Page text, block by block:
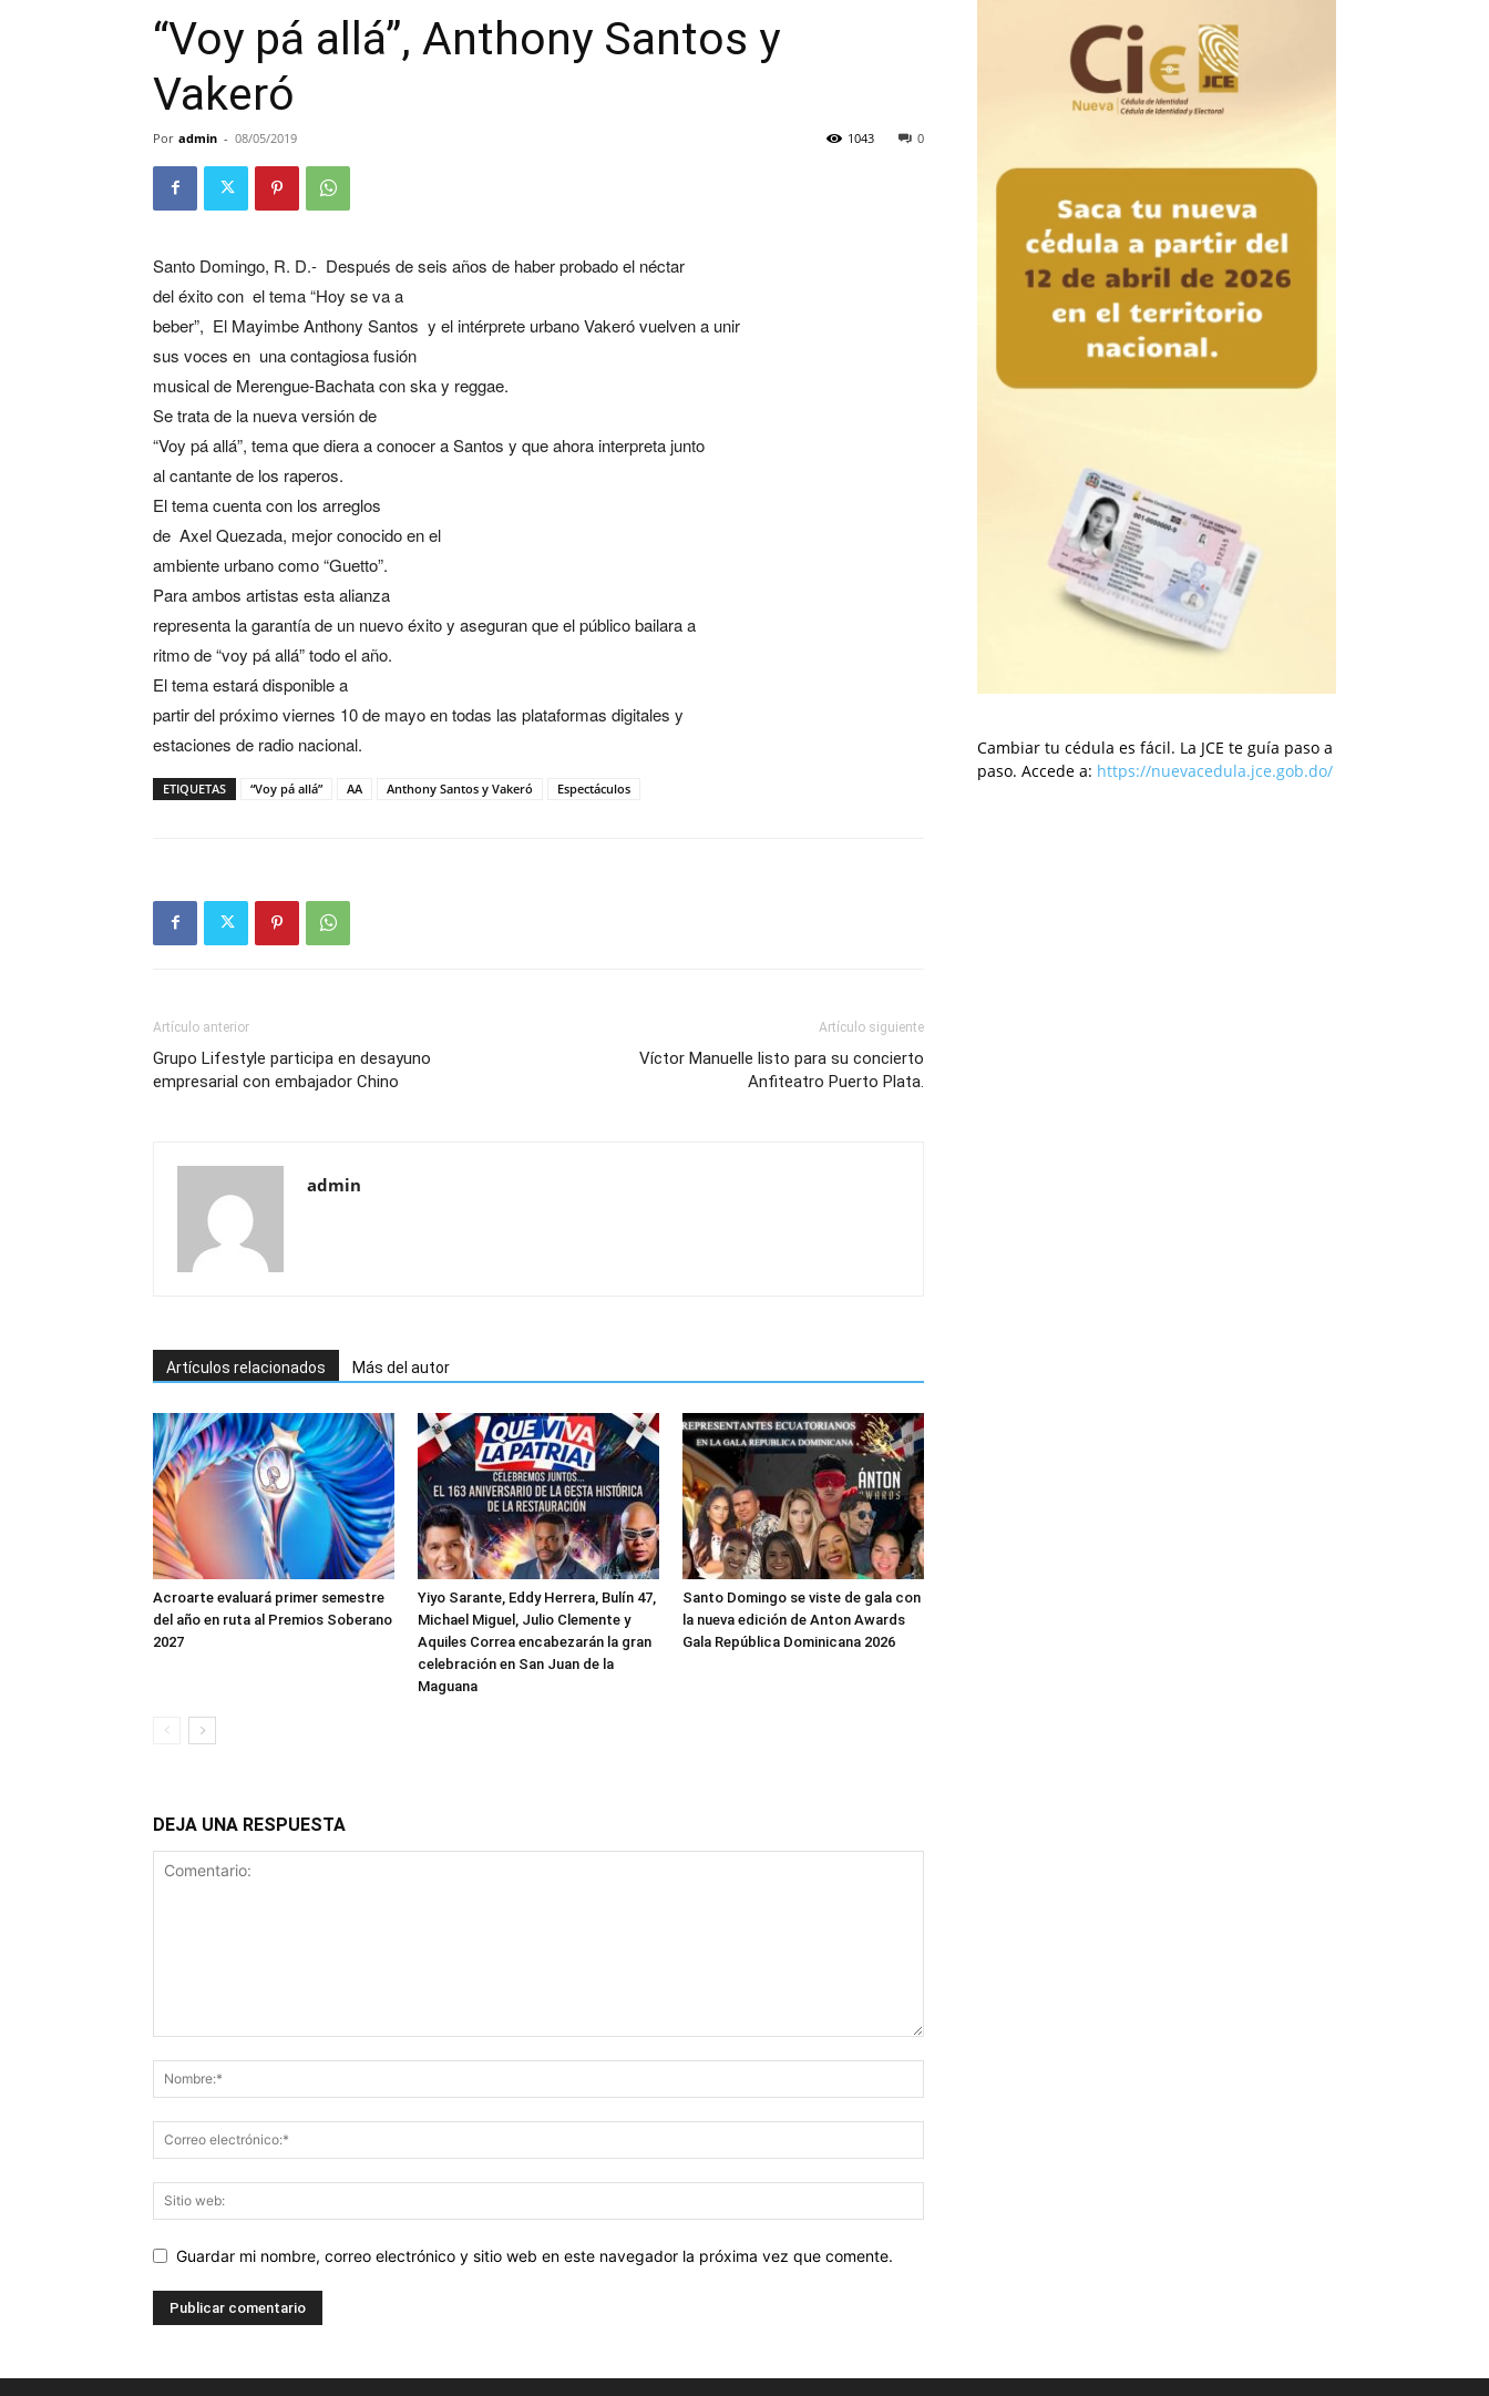
“Voy pá allá”, Anthony Santos y
Vakeró
Por admin - 08/05/2019 0
1043
Santo Domingo, R. D.- Después de seis años de haber probado el néctar
del éxito con el tema “Hoy se va a
beber”, El Mayimbe Anthony Santos y el intérprete urbano Vakeró vuelven a unir
sus voces en una contagiosa fusión
musical de Merengue-Bachata con ska y reggae.
Se trata de la nueva versión de
“Voy pá allá”, tema que diera a conocer a Santos y que ahora interpreta junto
al cantante de los raperos.
El tema cuenta con los arreglos
de Axel Quezada, mejor conocido en el
ambiente urbano como “Guetto”.
Para ambos artistas esta alianza
representa la garantía de un nuevo éxito y aseguran que el público bailara a
ritmo de “voy pá allá” todo el año.
El tema estará disponible a
partir del próximo viernes 10 de mayo en todas las plataformas digitales y
estaciones de radio nacional.
ETIQUETAS “Voy pá allá” AA Anthony Santos y Vakeró Espectáculos
Artículo anterior
Grupo Lifestyle participa en desayuno
empresarial con embajador Chino
Artículo siguiente
Víctor Manuelle listo para su concierto
Anfiteatro Puerto Plata.
admin
Artículos relacionados Más del autor
Acroarte evaluará primer semestre
del año en ruta al Premios Soberano
2027
Yiyo Sarante, Eddy Herrera, Bulín 47,
Michael Miguel, Julio Clemente y
Aquiles Correa encabezarán la gran
celebración en San Juan de la
Maguana
Santo Domingo se viste de gala con
la nueva edición de Anton Awards
Gala República Dominicana 2026
DEJA UNA RESPUESTA
Guardar mi nombre, correo electrónico y sitio web en este navegador la próxima vez que comente.
Cambiar tu cédula es fácil. La JCE te guía paso a
paso. Accede a: https://nuevacedula.jce.gob.do/